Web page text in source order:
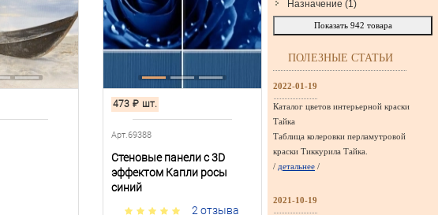
473 ₽ шт.
Арт.69388
Стеновые панели с 3D
эффектом Капли росы
синий
2 отзыва
Назначение (1)
Показать 942 товара
ПОЛЕЗНЫЕ СТАТЬИ
2022-01-19
Каталог цветов интерьерной краски
Тайка
Таблица колеровки перламутровой
краски Тиккурила Тайка.
/ детальнее /
2021-10-19